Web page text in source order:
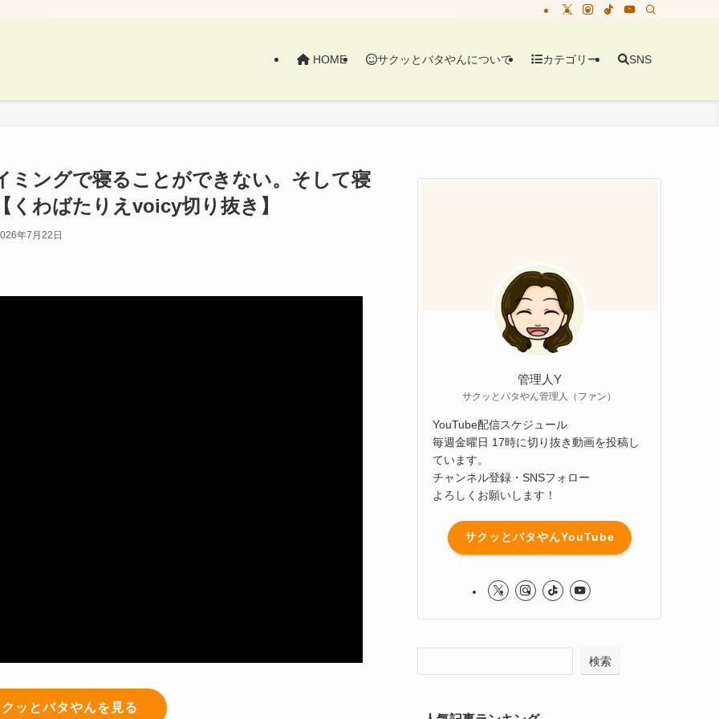
HOME サクッとバタやんについて カテゴリー SNS
ミングで寝ることができない。そして寝
わばたりえvoicy切り抜き】
年7月22日
ッとバタやんを見る
管理人Y
サクッとバタやん管理人（ファン）
YouTube配信スケジュール
毎週金曜日 17時に切り抜き動画を投稿し
ています。
チャンネル登録・SNSフォロー
よろしくお願いします！
サクッとバタやんYouTube
検索